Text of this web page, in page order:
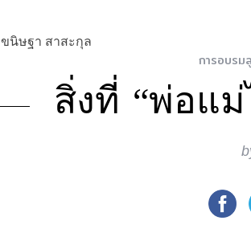
ขนิษฐา สาสะกุล
การอบรม
สิ่งที่ “พ่อแ